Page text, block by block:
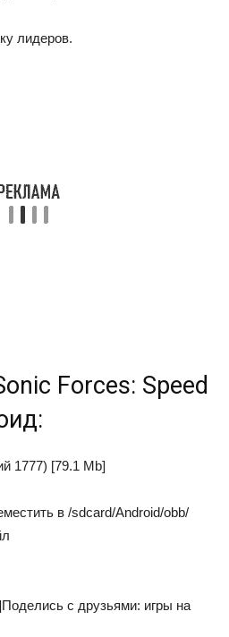
лидеров.
Forces: Speed
1777) [79.1 Mb]
в /sdcard/Android/obb/
с друзьями: игры на